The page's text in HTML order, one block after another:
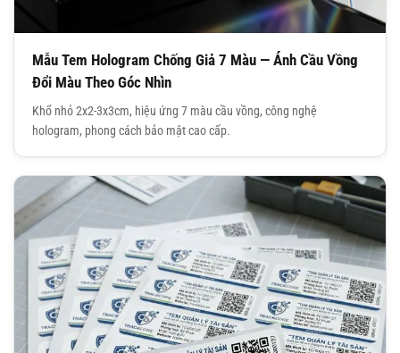
Mẫu Tem Hologram Chống Giả 7 Màu — Ánh Cầu Vồng
Đổi Màu Theo Góc Nhìn
Khổ nhỏ 2x2-3x3cm, hiệu ứng 7 màu cầu vồng, công nghệ
hologram, phong cách bảo mật cao cấp.